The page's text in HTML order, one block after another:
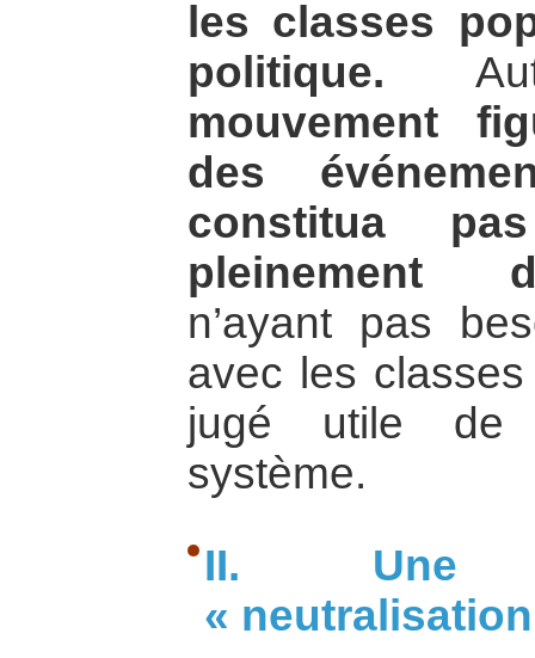
les classes
politique.
mouvement
des
constitua
pleinement
n’ayant pas
avec les
jugé utile de
système.
II. Une
«